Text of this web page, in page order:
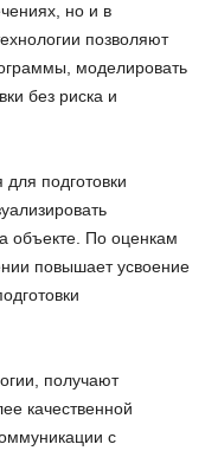
но и в
позволяют
моделировать
без риска и
подготовки
объекте. По оценкам
повышает усвоение
получают
качественной
с